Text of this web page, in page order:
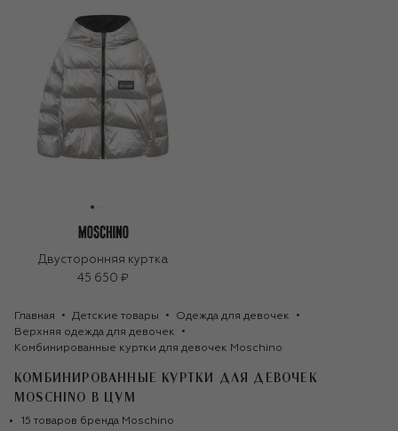
Двусторонняя куртка
45 650 ₽
Главная Детские товары
Одежда для девочек
Верхняя одежда для девочек
Комбинированные куртки для девочек Moschino
КОМБИНИРОВАННЫЕ КУРТКИ ДЛЯ ДЕВОЧЕК
MOSCHINO
В ЦУМ
15 товаров бренда Moschino